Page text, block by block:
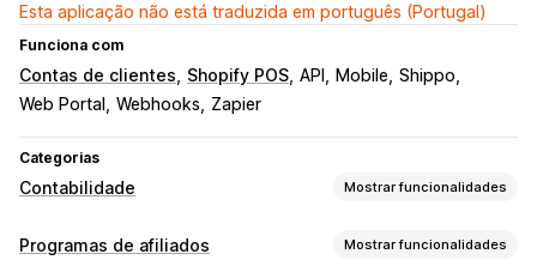
Esta aplicação não está traduzida em português (Portugal)
Funciona com
Contas de clientes Shopify POS API Mobile Shippo
Web Portal
Webhooks Zapier
Categorias
Contabilidade Mostrar funcionalidades
Relatórios financeiros
Programas de afiliados Mostrar funcionalidades